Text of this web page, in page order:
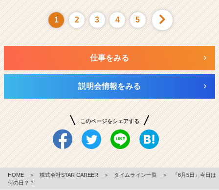
1 2 3 4 5
仕事をみる
説明会情報をみる
このページをシェアする
HOME ＞ 株式会社STAR CAREER ＞ タイムライン一覧 ＞
『6月5日』今日は
何の日？？